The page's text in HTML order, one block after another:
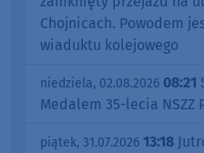
Chojnicach. Powodem
wiaduktu kolejowego
niedziela, 02.08.2026 08:21
Medalem 35-lecia NSZZ
piątek, 31.07.2026 13:18